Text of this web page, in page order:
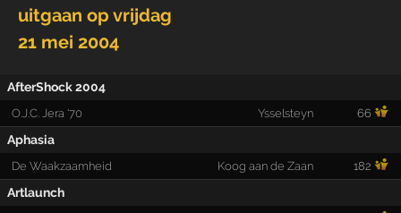
uitgaan op vrijdag
21 mei 2004
AfterShock 2004
O.J.C. Jera '70 Ysselsteyn 66
Aphasia
De Waakzaamheid Koog aan de Zaan 182
Artlaunch